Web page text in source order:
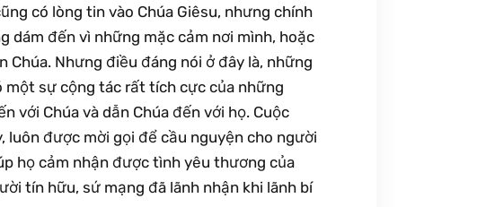
có lòng tin vào Chúa Giêsu, nhưng chính
dám đến vì những mặc cảm nơi mình, hoặc
Nhưng điều đáng nói ở đây là, những
một sự cộng tác rất tích cực của những
với Chúa và dẫn Chúa đến với họ. Cuộc
được mời gọi để cầu nguyện cho người
họ cảm nhận được tình yêu thương của
tín hữu, sứ mạng đã lãnh nhận khi lãnh bí